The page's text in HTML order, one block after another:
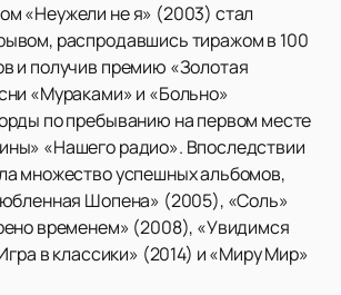
«Неужели не я» (2003) стал
распродавшись тиражом в 100
и получив премию «Золотая
«Мураками» и «Больно»
по пребыванию на первом месте
«Нашего радио». Впоследствии
множество успешных альбомов,
Шопена» (2005), «Соль»
временем» (2008), «Увидимся
в классики» (2014) и «Миру Мир»